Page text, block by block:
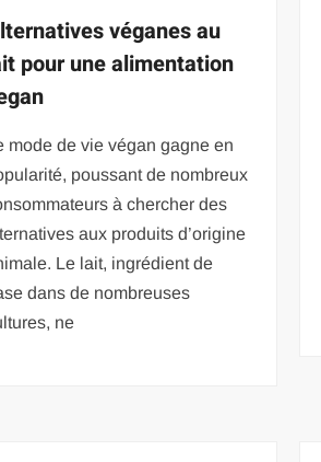
véganes au
pour une alimentation
mode de vie végan gagne en
poussant de nombreux
à chercher des
aux produits d’origine
Le lait, ingrédient de
dans de nombreuses
ne